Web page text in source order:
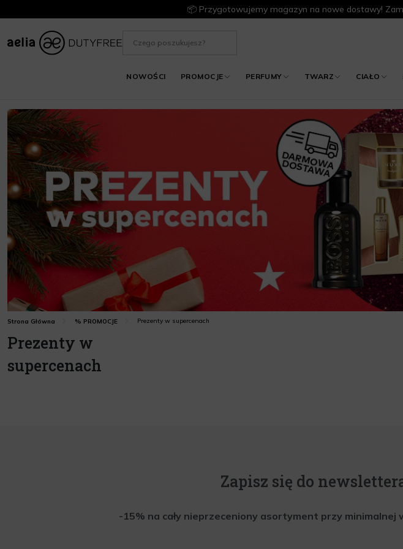
📦 Przygotowujemy magazyn na nowe dostawy!
NOWOŚCI PROMOCJE PERFUMY TWARZ CIAŁO
Strona Główna % PROMOCJE Prezenty w supercenach
Prezenty w
supercenach
Zapisz się do
-15% na cały nieprzeceniony asortyment przy minimalnej